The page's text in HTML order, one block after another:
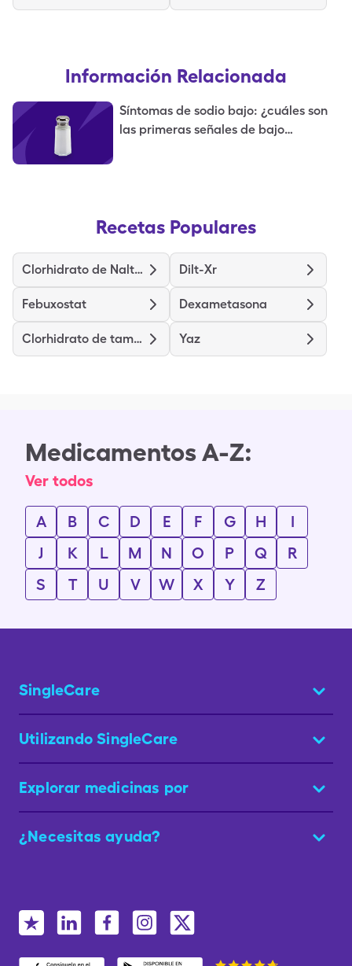
Información Relacionada
Síntomas de sodio bajo: ¿cuáles son
las primeras señales de bajo
Recetas Populares
Clorhidrato de Naltrexona Dilt-Xr
Febuxostat Dexametasona
Clorhidrato de tamsulosina Yaz
Medicamentos A-Z:
Ver todos
A B C D E F G H
I
J
K L M N O P Q
R
S
T U V W X Y Z
SingleCare
Utilizando SingleCare
Explorar medicinas por
¿Necesitas ayuda?